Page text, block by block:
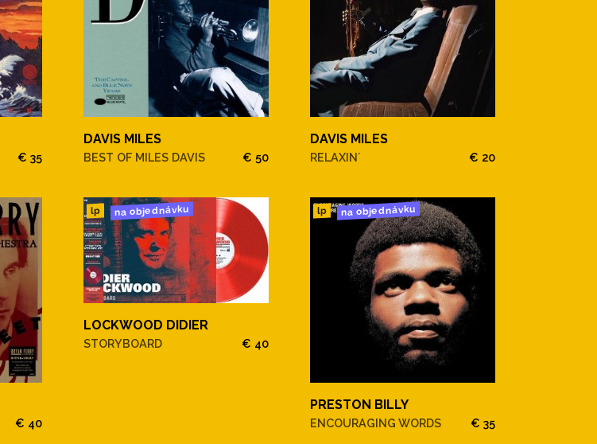
€ 35
DAVIS MILES
BEST OF MILES DAVIS € 50
DAVIS MILES
RELAXIN´ € 20
€ 40
lp na objednávku
LOCKWOOD DIDIER
STORYBOARD € 40
lp na objednávku
PRESTON BILLY
ENCOURAGING WORDS € 35